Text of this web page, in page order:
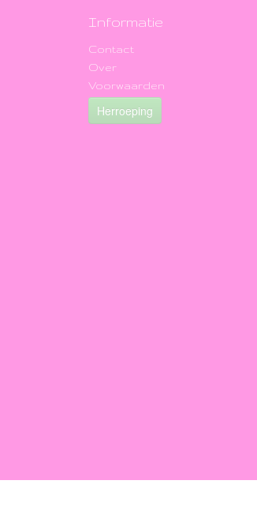
Informatie
Contact
Over
Voorwaarden
Herroeping